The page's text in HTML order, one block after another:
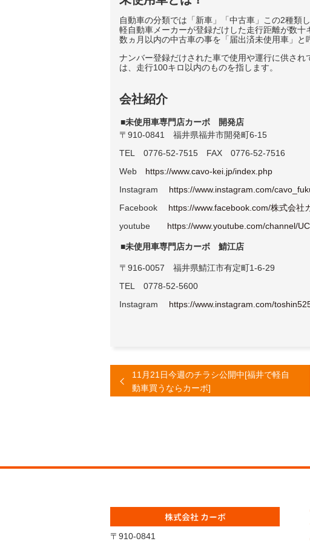
自動車の分類では「新車」「中古車」この2種類し
軽自動車メーカーが登録だけした走行距離が数十
数ヵ月以内の中古車の事を「届出済未使用車」と
ナンバー登録だけされた車で使用や運行に供さ
は、走行100キロ以内のものを指します。
会社紹介
■未使用車専門店カーボ 開発店
〒910-0841 福井県福井市開発町6-15
TEL 0776-52-7515 FAX 0776-52-7516
Web https://www.cavo-kei.jp/index.php
Instagram https://www.instagram.com/
Facebook https://www.facebook.com/株式会社
youtube https://www.youtube.com/channel/
■未使用車専門店カーボ 鯖江店
〒916-0057 福井県鯖江市有定町1-6-29
TEL 0778-52-5600
Instagram https://www.instagram.com/
11月21日今週のチラシ公開中[福井で軽自
動車買うならカーボ]
株式会社 カーボ
〒910-0841